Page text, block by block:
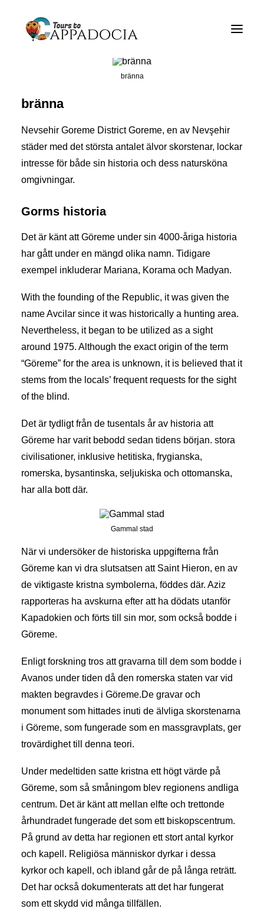
Aktiviteter för Cappadocia Tours
Cappadocia Tour paket
Om
Kontakt
bränna
bränna
Nevsehir Goreme District Goreme, en av Nevşehir
städer med det största antalet älvor skorstenar, lockar
intresse för både sin historia och dess natursköna
omgivningar.
Gorms historia
Det är känt att Göreme under sin 4000-åriga historia
har gått under en mängd olika namn. Tidigare
exempel inkluderar Mariana, Korama och Madyan.
With the founding of the Republic, it was given the
name Avcilar since it was historically a hunting area.
Nevertheless, it began to be utilized as a sight
around 1975. Although the exact origin of the term
“Göreme” for the area is unknown, it is believed that it
stems from the locals’ frequent requests for the sight
of the blind.
Det är tydligt från de tusentals år av historia att
Göreme har varit bebodd sedan tidens början. stora
civilisationer, inklusive hetitiska, frygianska,
romerska, bysantinska, seljukiska och ottomanska,
har alla bott där.
Gammal stad
När vi undersöker de historiska uppgifterna från
Göreme kan vi dra slutsatsen att Saint Hieron, en av
de viktigaste kristna symbolerna, föddes där. Aziz
rapporteras ha avskurna efter att ha dödats utanför
Kapadokien och förts till sin mor, som också bodde i
Göreme.
Enligt forskning tros att gravarna till dem som bodde i
Avanos under tiden då den romerska staten var vid
makten begravdes i Göreme.De gravar och
monument som hittades inuti de älvliga skorstenarna
i Göreme, som fungerade som en massgravplats, ger
trovärdighet till denna teori.
Under medeltiden satte kristna ett högt värde på
Göreme, som så småningom blev regionens andliga
centrum. Det är känt att mellan elfte och trettonde
århundradet fungerade det som ett biskopscentrum.
På grund av detta har regionen ett stort antal kyrkor
och kapell. Religiösa människor dyrkar i dessa
kyrkor och kapell, och ibland går de på långa reträtt.
Det har också dokumenterats att det har fungerat
som ett skydd vid många tillfällen.